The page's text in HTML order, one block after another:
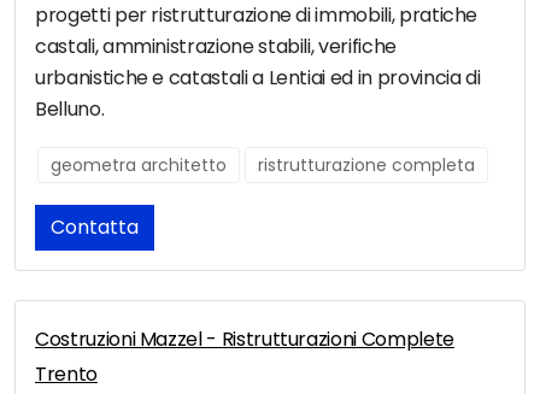
progetti per ristrutturazione di immobili, pratiche
castali, amministrazione stabili, verifiche
urbanistiche e catastali a Lentiai ed in provincia di
Belluno.
geometra architetto ristrutturazione completa
Contatta
Costruzioni Mazzel - Ristrutturazioni Complete
Trento